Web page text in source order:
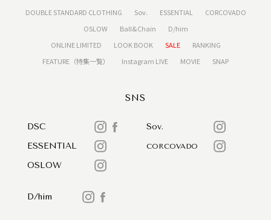
DOUBLE STANDARD CLOTHING Sov. ESSENTIAL
CORCOVADO
OSLOW
Ball&Chain
D/him
ONLINE LIMITED
LOOK BOOK SALE
RANKING
FEATURE（特集一覧）
Instagram LIVE MOVIE SNAP
SNS
DSC
Sov.
ESSENTIAL
CORCOVADO
OSLOW
D/him